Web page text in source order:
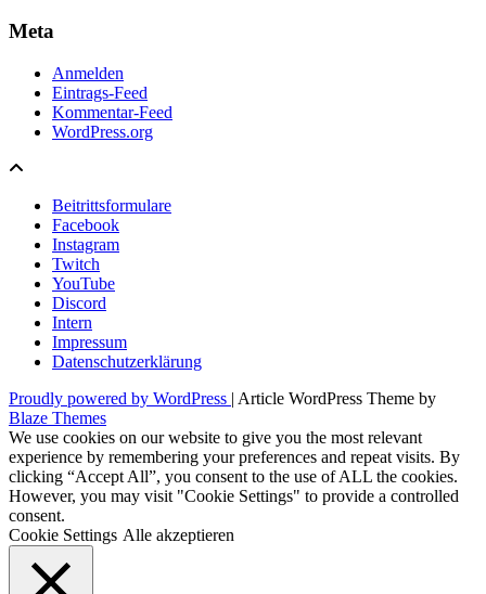
Meta
Anmelden
Eintrags-Feed
Kommentar-Feed
WordPress.org
Beitrittsformulare
Facebook
Instagram
Twitch
YouTube
Discord
Intern
Impressum
Datenschutzerklärung
Proudly powered by WordPress | Article WordPress Theme by
Blaze Themes
We use cookies on our website to give you the most relevant
experience by remembering your preferences and repeat visits. By
clicking “Accept All”, you consent to the use of ALL the cookies.
However, you may visit "Cookie Settings" to provide a controlled
consent.
Cookie Settings Alle akzeptieren